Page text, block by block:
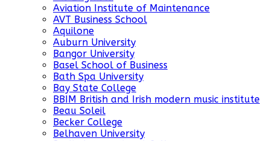
Aviation Institute of Maintenance
AVT Business School
Aquilone
Auburn University
Bangor University
Basel School of Business
Bath Spa University
Bay State College
BBIM British and Irish modern music institute
Beau Soleil
Becker College
Belhaven University